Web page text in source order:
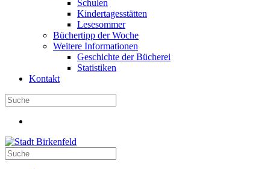
Schulen
Kindertagesstätten
Lesesommer
Büchertipp der Woche
Weitere Informationen
Geschichte der Bücherei
Statistiken
Kontakt